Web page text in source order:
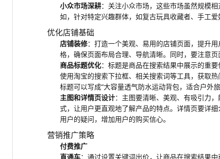
小众市场深耕：关注小众市场，这些市场虽然规模
如，针对特定兴趣群体，如复古玩具收藏者、手工
优化店铺基础
店铺装修：打造一个美观、易用的店铺页面，提升
格，确保页面布局合理、导航清晰。同时，要注意
商品标题优化：标题是商品在搜索结果中展示的重
使用淘宝的搜索下拉框、相关搜索词等工具，获取
标题可以写成“大容量透气防水运动背包，适合户外
主图和详情页设计：主图要清晰、美观、有吸引力
式，让用户更直观地了解产品的特点。详情页要详
用户的疑问，增加用户的购买信心。
营销推广策略
付费推广
直通车：通过设置关键词出价，让商品在搜索结果